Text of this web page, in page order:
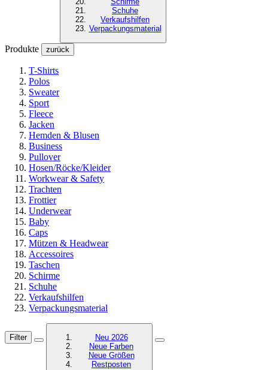
Schuhe
Verkaufshilfen
Verpackungsmaterial
Produkte zurück
T-Shirts
Polos
Sweater
Sport
Fleece
Jacken
Hemden & Blusen
Business
Pullover
Hosen/Röcke/Kleider
Workwear & Safety
Trachten
Frottier
Underwear
Baby
Caps
Mützen & Headwear
Accessoires
Taschen
Schirme
Schuhe
Verkaufshilfen
Verpackungsmaterial
Filter
Neu 2026
Neue Farben
Neue Größen
Restposten